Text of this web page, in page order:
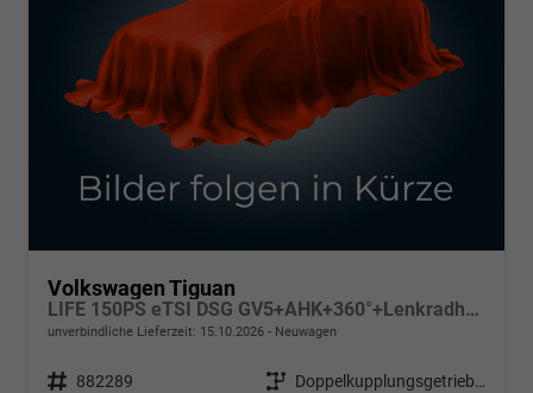
Volkswagen Tiguan
LIFE 150PS eTSI DSG GV5+AHK+360°+Lenkradheiz+IQ.Drive+ACC+App+eHeck+LED
unverbindliche Lieferzeit: 15.10.2026 Neuwagen
Fahrzeugnr. 882289 Getriebe
Doppelkupplungsgetriebe (DSG)